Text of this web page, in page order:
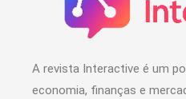
A revista Interactive é um
economia, finanças e